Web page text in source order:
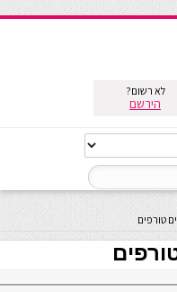
לא רשום?
הירשם
טורפים